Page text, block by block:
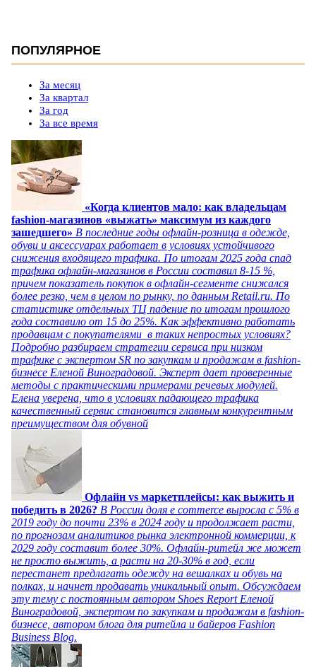
ПОПУЛЯРНОЕ
За месяц
За квартал
За год
За все время
«Когда клиентов мало: как владельцам
fashion-магазинов «выжать» максимум из каждого
зашедшего» В последние годы офлайн-розница в одежде,
обуви и аксессуарах работает в условиях устойчивого
снижения входящего трафика. По итогам 2025 года спад
трафика офлайн-магазинов в России составил 8-15 %,
причем показатель покупок в офлайн-сегменте снижался
более резко, чем в целом по рынку, по данным Retail.ru. По
статистике отдельных ТЦ падение по итогам прошлого
года составило от 15 до 25%. Как эффективно работать
продавцам с покупателями в таких непростых условиях?
Подробно разбираем стратегии сервиса при низком
трафике с экспертом SR по закупкам и продажам в fashion-
бизнесе Еленой Виноградовой. Эксперт дает проверенные
методы с практическими примерами речевых модулей.
Елена уверена, что в условиях падающего трафика
качественный сервис становится главным конкурентным
преимуществом для обувной
Офлайн vs маркетплейсы: как выжить и
победить в 2026? В России доля e commerce выросла с 5% в
2019 году до почти 23% в 2024 году и продолжает расти,
по прогнозам аналитиков рынка электронной коммерции, к
2029 году составит более 30%. Офлайн-ритейл же может
не просто выжить, а расти на 20-30% в год, если
перестанет предлагать одежду на вешалках и обувь на
полках, и начнет продавать уникальный опыт. Обсуждаем
эту тему с постоянным автором Shoes Report Еленой
Виноградовой, экспертом по закупкам и продажам в fashion-
бизнесе, автором блога для ритейла и байеров Fashion
Business Blog.